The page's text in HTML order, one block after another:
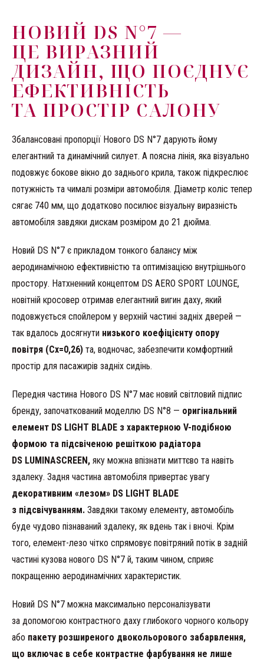
НОВИЙ DS N°7 —
ЦЕ ВИРАЗНИЙ
ДИЗАЙН, ЩО ПОЄДНУЄ
ЕФЕКТИВНІСТЬ
ТА ПРОСТІР САЛОНУ
Збалансовані пропорції Нового DS N°7 дарують йому
елегантний та динамічний силует. А поясна лінія, яка візуально
подовжує бокове вікно до заднього крила, також підкреслює
потужність та чималі розміри автомобіля. Діаметр коліс тепер
сягає 740 мм, що додатково посилює візуальну виразність
автомобіля завдяки дискам розміром до 21 дюйма.
Новий DS N°7 є прикладом тонкого балансу між
аеродинамічною ефективністю та оптимізацією внутрішнього
простору. Натхненний концептом DS AERO SPORT LOUNGE,
новітній кросовер отримав елегантний вигин даху, який
подовжується спойлером у верхній частині задніх дверей —
так вдалось досягнути низького коефіцієнту опору
повітря (Cx=0,26) та, водночас, забезпечити комфортний
простір для пасажирів задніх сидінь.
Передня частина Нового DS N°7 має новий світловий підпис
бренду, започаткований моделлю DS N°8 — оригінальний
елемент DS LIGHT BLADE з характерною V-подібною
формою та підсвіченою решіткою радіатора
DS LUMINASCREEN, яку можна впізнати миттєво та навіть
здалеку. Задня частина автомобіля привертає увагу
декоративним «лезом» DS LIGHT BLADE
з підсвічуванням. Завдяки такому елементу, автомобіль
буде чудово пізнаваний здалеку, як вдень так і вночі. Крім
того, елемент-лезо чітко спрямовує повітряний потік в задній
частині кузова нового DS N°7 й, таким чином, сприяє
покращенню аеродинамічних характеристик.
Новий DS N°7 можна максимально персоналізувати
за допомогою контрастного даху глибокого чорного кольору
або пакету розширеного двокольорового забарвлення,
що включає в себе контрастне фарбування не лише